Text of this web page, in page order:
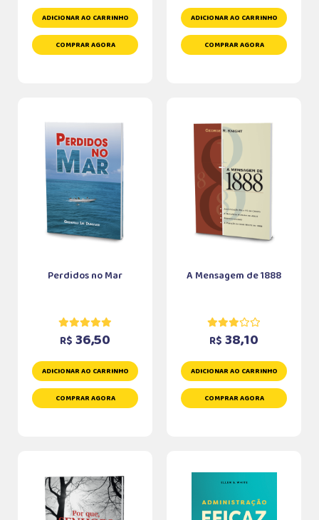
ADICIONAR AO CARRINHO
COMPRAR AGORA
ADICIONAR AO CARRINHO
COMPRAR AGORA
Perdidos no Mar
R$ 36,50
ADICIONAR AO CARRINHO
COMPRAR AGORA
A Mensagem de 1888
R$ 38,10
ADICIONAR AO CARRINHO
COMPRAR AGORA